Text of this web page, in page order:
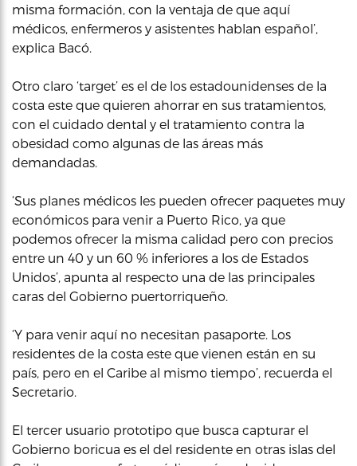
misma formación, con la ventaja de que aquí
médicos, enfermeros y asistentes hablan español’,
explica Bacó.
Otro claro ‘target’ es el de los estadounidenses de la
costa este que quieren ahorrar en sus tratamientos,
con el cuidado dental y el tratamiento contra la
obesidad como algunas de las áreas más
demandadas.
‘Sus planes médicos les pueden ofrecer paquetes muy
económicos para venir a Puerto Rico, ya que
podemos ofrecer la misma calidad pero con precios
entre un 40 y un 60 % inferiores a los de Estados
Unidos’, apunta al respecto una de las principales
caras del Gobierno puertorriqueño.
‘Y para venir aquí no necesitan pasaporte. Los
residentes de la costa este que vienen están en su
país, pero en el Caribe al mismo tiempo’, recuerda el
Secretario.
El tercer usuario prototipo que busca capturar el
Gobierno boricua es el del residente en otras islas del